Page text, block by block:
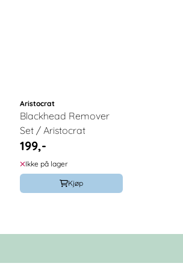
Aristocrat
Blackhead Remover
Set / Aristocrat
199,-
Ikke på lager
Kjøp